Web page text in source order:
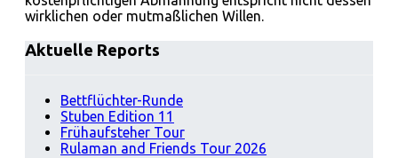
wirklichen oder mutmaßlichen Willen.
Aktuelle Reports
Bettflüchter-Runde
Stuben Edition 11
Frühaufsteher Tour
Rulaman and Friends Tour 2026